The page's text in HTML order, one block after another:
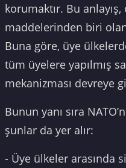
korumaktır. Bu
maddelerinden biri
Buna göre, üye
tüm üyelere yapılmış
mekanizması devreye
Bunun yanı sıra
şunlar da yer alır:
- Üye ülkeler arasında